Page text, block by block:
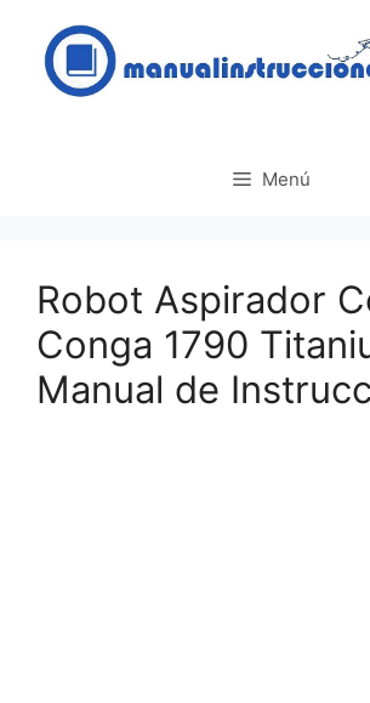
contenido
Menú
Robot Aspirador
Conga 1790
Manual de